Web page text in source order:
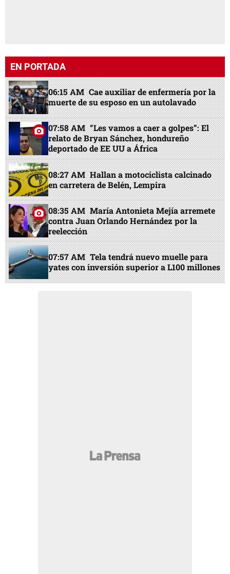
EN PORTADA
06:15 AM Cae auxiliar de enfermería por la
muerte de su esposo en un autolavado
07:58 AM “Les vamos a caer a golpes”: El
relato de Bryan Sánchez, hondureño
deportado de EE UU a África
08:27 AM Hallan a motociclista calcinado
en carretera de Belén, Lempira
08:35 AM María Antonieta Mejía arremete
contra Juan Orlando Hernández por la
reelección
07:57 AM Tela tendrá nuevo muelle para
yates con inversión superior a L100 millones